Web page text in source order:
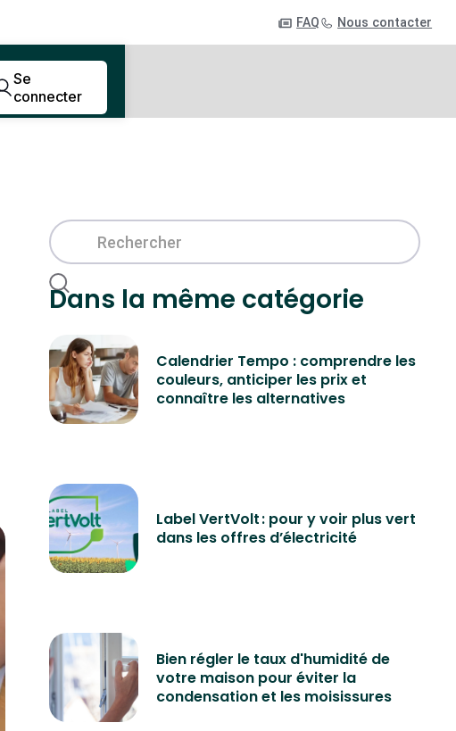
FAQ Nous contacter
Se
connecter
Dans la même catégorie
Calendrier Tempo : comprendre les
couleurs, anticiper les prix et
connaître les alternatives
Label VertVolt : pour y voir plus vert
dans les offres d’électricité
Bien régler le taux d'humidité de
votre maison pour éviter la
condensation et les moisissures